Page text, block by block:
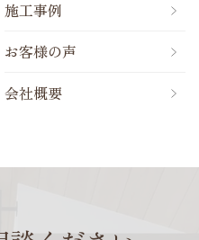
施工事例
お客様の声
会社概要